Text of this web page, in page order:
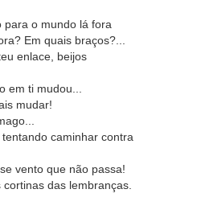
para o mundo lá fora
Em quais braços?...
enlace, beijos
em ti mudou...
mudar!
caminhar contra
vento que não passa!
das lembranças.